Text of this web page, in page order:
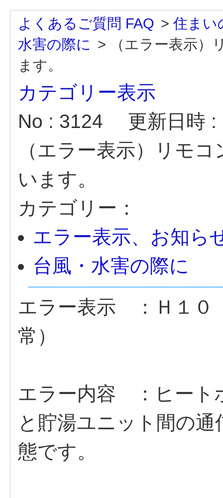
よくあるご質問 FAQ > 住まい
水害の際に >
（エラー表示
ます。
カテゴリー表示
No : 3124
更新日時
（エラー表示）リモ
います。
カテゴリー：
エラー表示、お知ら
台風・水害の際に
エラー表示 ：Ｈ１０
常）
エラー内容 ：ヒート
と貯湯ユニット間の
態です。